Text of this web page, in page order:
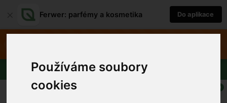
Používáme soubory
cookies
Ferwer: parfémy a kosmetika Do aplikace
⚡
Doprava zdarma nad 1800 Kč
0